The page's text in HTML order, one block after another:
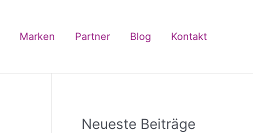
Marken Partner Blog Kontakt
Neueste Beiträge